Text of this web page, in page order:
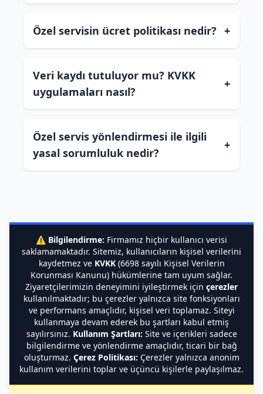
Özel servisin ücret politikası nedir? +
Veri kaydı tutuluyor mu? KVKK
uygulamaları nasıl?
+
Özel servis yönlendirmesi ile ilgili
yasal sorumluluk nedir?
+
⚠️ Bilgilendirme: Firmamız hiçbir kullanıcı verisi
saklamamaktadır. Sitemiz, kullanıcıların kişisel verilerini
kaydetmez ve KVKK(6698 sayılı Kişisel Verilerin
Korunması Kanunu) hükümlerine tam uyum sağlar.
Ziyaretçilerimizin deneyimini iyileştirmek için çerezler
kullanılmaktadır; bu çerezler yalnızca site fonksiyonları
ve performans amaçlıdır, kişisel veri toplamaz. Siteyi
kullanmaya devam ederek bu şartları kabul etmiş
sayılırsınız. Kullanım Şartları: Site ve içerikleri sadece
bilgilendirme ve yönlendirme amaçlıdır, ticari bir bağ
oluşturmaz. Çerez Politikası: Çerezler yalnızca anonim
kullanım verilerini toplar ve üçüncü kişilerle paylaşılmaz.